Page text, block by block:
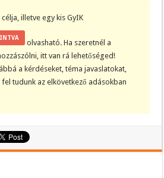
illetve egy kis GyIK
olvasható. Ha szeretnél a
itt van rá lehetőséged!
a kérdéseket, téma javaslatokat,
fel tudunk az elkövetkező adásokban